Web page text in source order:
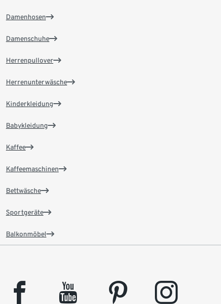
Damenhosen
Damenschuhe
Herrenpullover
Herrenunterwäsche
Kinderkleidung
Babykleidung
Kaffee
Kaffeemaschinen
Bettwäsche
Sportgeräte
Balkonmöbel
facebook youtube pinterest instagram